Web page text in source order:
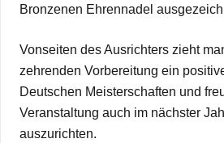
Bron­ze­nen Ehren­na­del
Von­sei­ten des Aus­rich­ters zieht
zeh­ren­den Vor­be­rei­tung ein
Deut­schen Meis­ter­schaf­ten und
Ver­an­stal­tung auch im nächs­ter
auszurichten.